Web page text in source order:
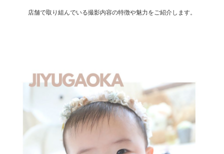
店舗で取り組んでいる撮影内容の特徴や魅力をご紹介します。